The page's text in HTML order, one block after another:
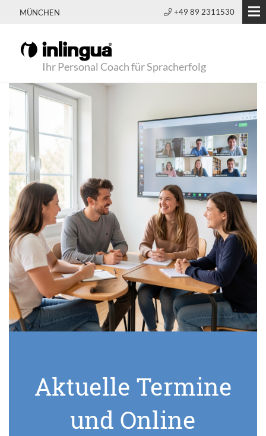
MÜNCHEN +49 89 2311530
Ihr Personal Coach für Spracherfolg
Aktuelle Termine
und Online